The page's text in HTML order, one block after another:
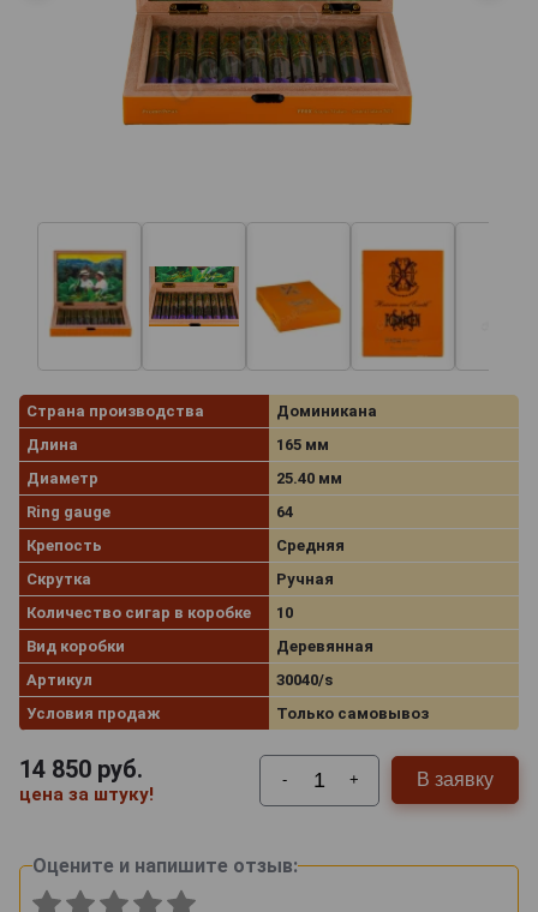
Страна производства
Доминикана
Длина
165 мм
Диаметр
25.40 мм
Ring gauge
64
Крепость
Средняя
Скрутка
Ручная
Количество сигар в коробке
10
Вид коробки
Деревянная
Артикул
30040/s
Условия продаж
Только самовывоз
14 850 руб.
цена за штуку!
- + В заявку
Оцените и напишите отзыв: